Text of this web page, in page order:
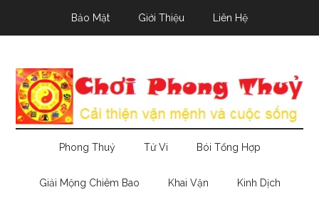
Bảo Mật Giới Thiệu Liên Hệ
Phong Thuỷ Tử Vi Bói Tổng Hợp
Giải Mộng Chiêm Bao Khai Vận Kinh Dịch